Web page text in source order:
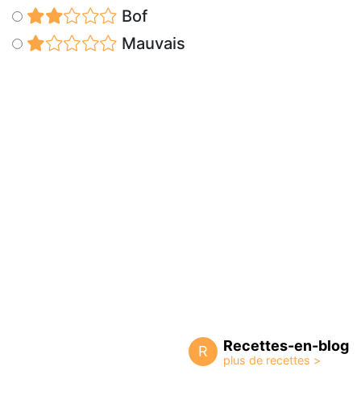
Bof
Mauvais
R Recettes-en-blog